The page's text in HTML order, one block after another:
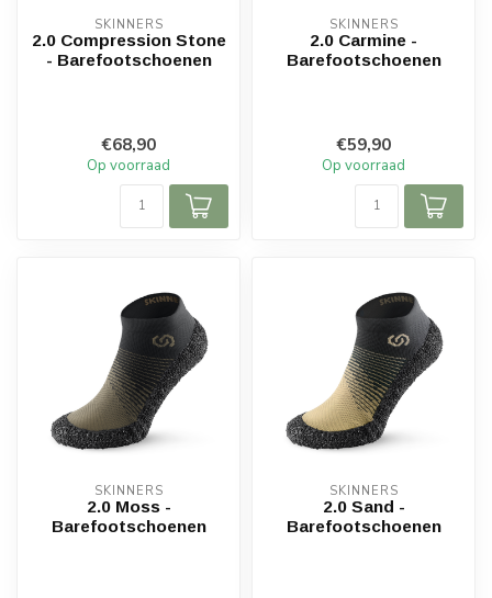
SKINNERS
2.0 Compression Stone
- Barefootschoenen
€68,90
Op voorraad
SKINNERS
2.0 Carmine -
Barefootschoenen
€59,90
Op voorraad
SKINNERS
2.0 Moss -
Barefootschoenen
SKINNERS
2.0 Sand -
Barefootschoenen